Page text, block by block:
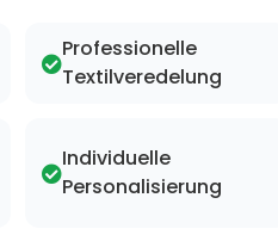
Professionelle
Textilveredelung
Individuelle
Personalisierung